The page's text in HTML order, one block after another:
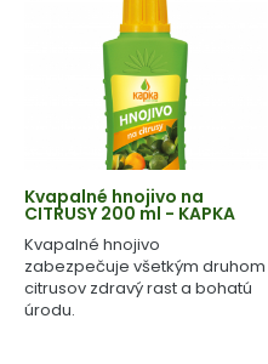
Kvapalné hnojivo na
CITRUSY 200 ml - KAPKA
Kvapalné hnojivo
zabezpečuje všetkým druhom
citrusov zdravý rast a bohatú
úrodu.